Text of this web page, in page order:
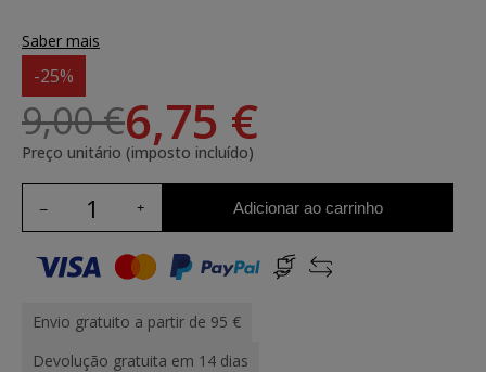
Saber mais
-25%
9,00 €6,75 €
Preço unitário (imposto incluído)
Adicionar ao carrinho
Envio gratuito a partir de 95 €
Devolução gratuita em 14 dias